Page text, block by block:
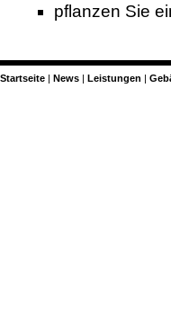
pflanzen Sie
Startseite News Leistungen